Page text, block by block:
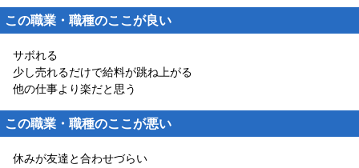
この職業・職種のここが良い
サボれる
少し売れるだけで給料が跳ね上がる
他の仕事より楽だと思う
この職業・職種のここが悪い
休みが友達と合わせづらい